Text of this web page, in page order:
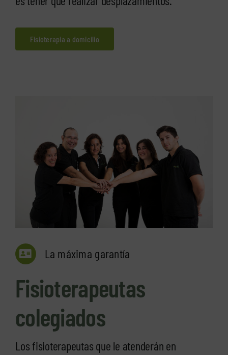
Fisioterapia a domicilio
La máxima garantía
Fisioterapeutas
colegiados
Los fisioterapeutas que le atenderán en